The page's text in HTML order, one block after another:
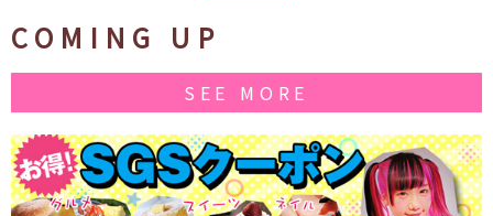
COMING UP
SEE MORE